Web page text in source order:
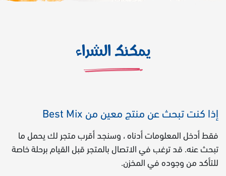
يمكنك الشراء
إذا كنت تبحث عن منتج معين من Best Mix
فقط أدخل المعلومات أدناه ، وسنجد أقرب متجر لك يحمل ما
تبحث عنه. قد ترغب في الاتصال بالمتجر قبل القيام برحلة خاصة
للتأكد من وجوده في المخزن.